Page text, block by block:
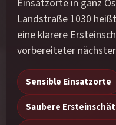
Einsatzorte in ganz
Landstraße 1030
eine klarere
vorbereiteter
Sensible Einsatzorte
Saubere